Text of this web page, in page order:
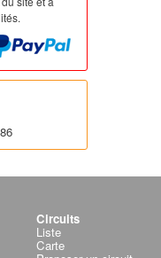
Circuits
Liste
Carte